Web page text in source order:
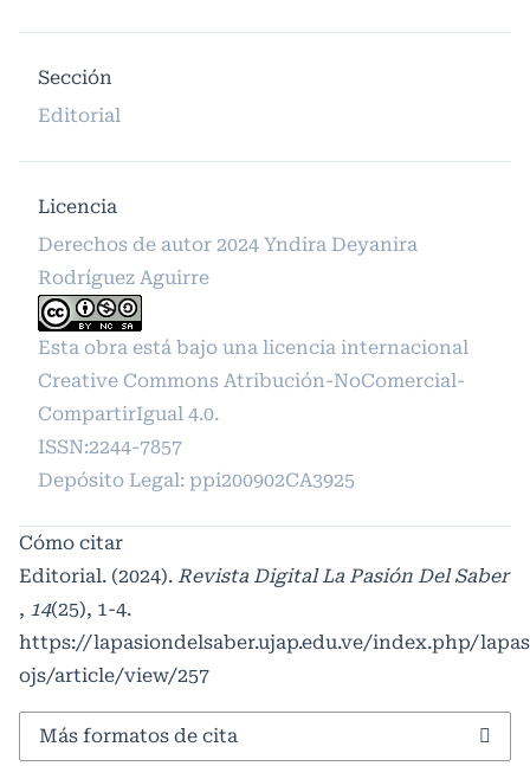
Sección
Editorial
Licencia
Derechos de autor 2024 Yndira Deyanira
Rodríguez Aguirre
Esta obra está bajo una licencia internacional
Creative Commons Atribución-NoComercial-
CompartirIgual 4.0.
ISSN:2244-7857
Depósito Legal: ppi200902CA3925
Cómo citar
Editorial. (2024). Revista Digital La Pasión Del Saber
, 14(25), 1-4.
https://lapasiondelsaber.ujap.edu.ve/index.php/
ojs/article/view/257
Más formatos de cita